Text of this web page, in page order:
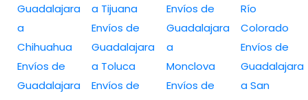
Guadalajara
a
Chihuahua
Envíos de
Guadalajara
a Tijuana
Envíos de
Guadalajara
a Toluca
Envíos de
Envíos de
Guadalajara
a
Monclova
Envíos de
Río
Colorado
Envíos de
Guadalajara
a San